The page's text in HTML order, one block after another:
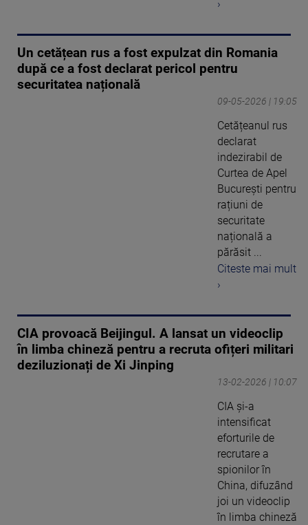
›
Un cetățean rus a fost expulzat din Romania
după ce a fost declarat pericol pentru
securitatea națională
09-05-2026 | 19:05
Cetățeanul rus
declarat
indezirabil de
Curtea de Apel
București pentru
rațiuni de
securitate
națională a
părăsit ...
Citeste mai mult
›
CIA provoacă Beijingul. A lansat un videoclip
în limba chineză pentru a recruta ofițeri militari
deziluzionați de Xi Jinping
13-02-2026 | 10:07
CIA şi-a
intensificat
eforturile de
recrutare a
spionilor în
China, difuzând
joi un videoclip
în limba chineză